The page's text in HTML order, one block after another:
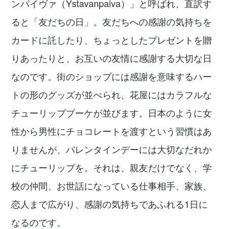
ンパイヴァ（Ystavanpaiva）」と呼ばれ、直訳す
ると「友だちの日」。友だちへの感謝の気持ちを
カードに託したり、ちょっとしたプレゼントを贈
りあったりと、お互いの友情に感謝する大切な日
なのです。街のショップには感謝を意味するハー
トの形のグッズが並べられ、花屋にはカラフルな
チューリップブーケが並びます。日本のように女
性から男性にチョコレートを渡すという習慣はあ
りませんが、バレンタインデーには大切なだれか
にチューリップを。それは、親友だけでなく、学
校の仲間、お世話になっている仕事相手、家族、
恋人まで広がり、感謝の気持ちであふれる1日に
なるのです。